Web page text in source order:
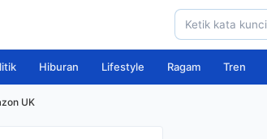
Hiburan Lifestyle Ragam Tren
UK